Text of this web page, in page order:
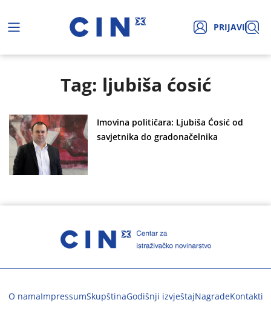
PRIJAVI
Tag: ljubiša ćosić
Imovina političara: Ljubiša Ćosić od
savjetnika do gradonačelnika
O namaImpressumSkupštinaGodišnji izvještajNagradeKontakti